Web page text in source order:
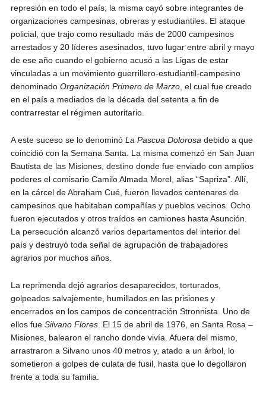
represión en todo el país; la misma cayó sobre integrantes de
organizaciones campesinas, obreras y estudiantiles. El ataque
policial, que trajo como resultado más de 2000 campesinos
arrestados y 20 líderes asesinados, tuvo lugar entre abril y mayo
de ese año cuando el gobierno acusó a las Ligas de estar
vinculadas a un movimiento guerrillero-estudiantil-campesino
denominado Organización Primero de Marzo, el cual fue creado
en el país a mediados de la década del setenta a fin de
contrarrestar el régimen autoritario.
A este suceso se lo denominó La Pascua Dolorosa debido a que
coincidió con la Semana Santa. La misma comenzó en San Juan
Bautista de las Misiones, destino donde fue enviado con amplios
poderes el comisario Camilo Almada Morel, alias “Sapriza”. Allí,
en la cárcel de Abraham Cué, fueron llevados centenares de
campesinos que habitaban compañías y pueblos vecinos. Ocho
fueron ejecutados y otros traídos en camiones hasta Asunción.
La persecución alcanzó varios departamentos del interior del
país y destruyó toda señal de agrupación de trabajadores
agrarios por muchos años.
La reprimenda dejó agrarios desaparecidos, torturados,
golpeados salvajemente, humillados en las prisiones y
encerrados en los campos de concentración Stronnista. Uno de
ellos fue Silvano Flores. El 15 de abril de 1976, en Santa Rosa –
Misiones, balearon el rancho donde vivía. Afuera del mismo,
arrastraron a Silvano unos 40 metros y, atado a un árbol, lo
sometieron a golpes de culata de fusil, hasta que lo degollaron
frente a toda su familia.